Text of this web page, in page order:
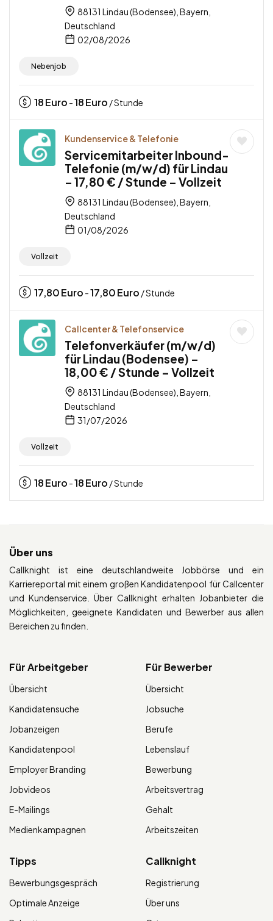
88131 Lindau (Bodensee), Bayern,
Deutschland
02/08/2026
Nebenjob
18Euro -18Euro / Stunde
Kundenservice & Telefonie
Servicemitarbeiter Inbound-
Telefonie (m/w/d) für Lindau
– 17,80 € / Stunde – Vollzeit
88131 Lindau (Bodensee), Bayern,
Deutschland
01/08/2026
Vollzeit
17,80Euro -17,80Euro / Stunde
Callcenter & Telefonservice
Telefonverkäufer (m/w/d)
für Lindau (Bodensee) –
18,00 € / Stunde – Vollzeit
88131 Lindau (Bodensee), Bayern,
Deutschland
31/07/2026
Vollzeit
18Euro -18Euro / Stunde
Über uns
Callknight ist eine deutschlandweite Jobbörse und ein
Karriereportal mit einem großen Kandidatenpool für Callcenter
und Kundenservice. Über Callknight erhalten Jobanbieter die
Möglichkeiten, geeignete Kandidaten und Bewerber aus allen
Bereichen zu finden.
Für Arbeitgeber
Übersicht
Kandidatensuche
Jobanzeigen
Kandidatenpool
Employer Branding
Jobvideos
E-Mailings
Medienkampagnen
Für Bewerber
Übersicht
Jobsuche
Berufe
Lebenslauf
Bewerbung
Arbeitsvertrag
Gehalt
Arbeitszeiten
Tipps
Bewerbungsgespräch
Optimale Anzeige
Callknight
Registrierung
Über uns